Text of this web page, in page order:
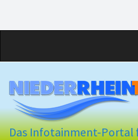
Das Infotainment-Portal